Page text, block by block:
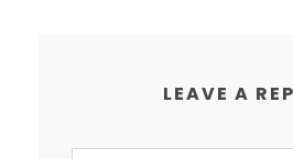
LEAVE A